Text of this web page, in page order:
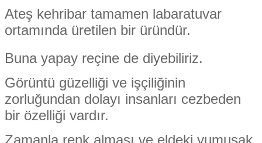
Ateş kehribar tamamen labaratuvar
ortamında üretilen bir üründür.
Buna yapay reçine de diyebiliriz.
Görüntü güzelliği ve işçiliğinin
zorluğundan dolayı insanları cezbeden
bir özelliği vardır.